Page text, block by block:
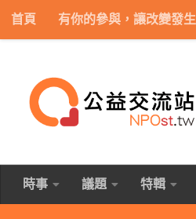
Skip to content
首頁 有你的參與，讓改變發生
時事 議題 特輯